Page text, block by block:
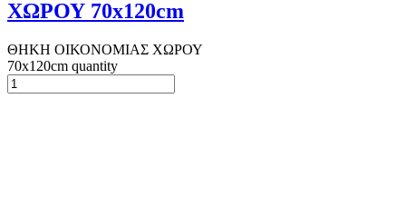
ΧΩΡΟΥ 70x120cm
ΘΗΚΗ ΟΙΚΟΝΟΜΙΑΣ ΧΩΡΟΥ
70x120cm quantity